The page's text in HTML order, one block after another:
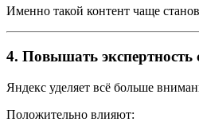
Именно такой контент чаще
4. Повышать экспертность
Яндекс уделяет всё больше
Положительно влияют: